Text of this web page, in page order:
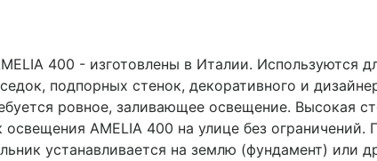
400 - изготовлены в Италии. Используются
подпорных стенок, декоративного и
ровное, заливающее освещение. Высокая
освещения AMELIA 400 на улице без
устанавливается на землю (фундамент) или